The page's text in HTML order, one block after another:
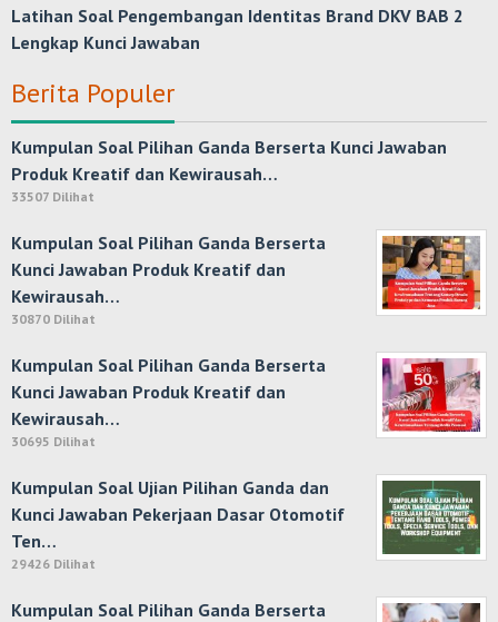
Latihan Soal Pengembangan Identitas Brand DKV BAB 2
Lengkap Kunci Jawaban
Berita Populer
Kumpulan Soal Pilihan Ganda Berserta Kunci Jawaban
Produk Kreatif dan Kewirausah…
33507 Dilihat
Kumpulan Soal Pilihan Ganda Berserta
Kunci Jawaban Produk Kreatif dan
Kewirausah…
30870 Dilihat
Kumpulan Soal Pilihan Ganda Berserta
Kunci Jawaban Produk Kreatif dan
Kewirausah…
30695 Dilihat
Kumpulan Soal Ujian Pilihan Ganda dan
Kunci Jawaban Pekerjaan Dasar Otomotif
Ten…
29426 Dilihat
Kumpulan Soal Pilihan Ganda Berserta